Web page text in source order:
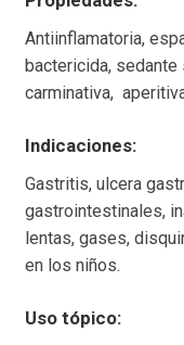
Antiinflamatoria,
bactericida, sedante
carminativa,
Indicaciones:
Gastritis, ulcera
gastrointestinales,
lentas, gases,
en los niños.
Uso tópico: